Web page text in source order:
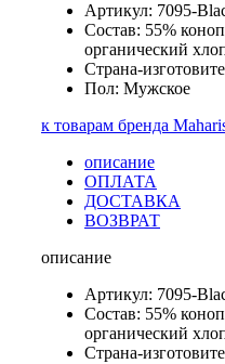
Артикул: 7095-
Состав: 55%
органический
Страна-
Пол: Мужское
к товарам бренда
описание
ОПЛАТА
ДОСТАВКА
ВОЗВРАТ
описание
Артикул: 7095-
Состав: 55%
органический
Страна-